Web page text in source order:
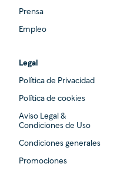
Prensa
Empleo
Legal
Política de Privacidad
Política de cookies
Aviso Legal &
Condiciones de Uso
Condiciones generales
Promociones